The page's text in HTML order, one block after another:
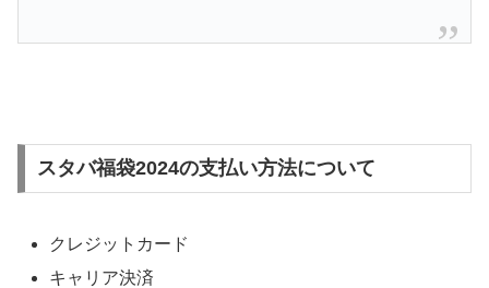
スタバ福袋2024の支払い方法について
クレジットカード
キャリア決済